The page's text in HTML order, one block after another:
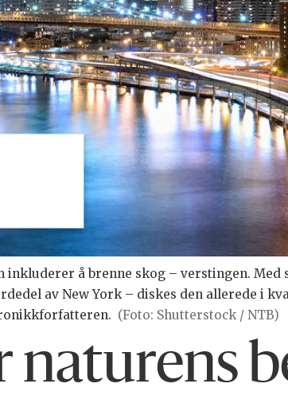
å brenne skog – verstingen.
av New York – diskes den allerede i
(Foto: Shutterstock / NTB)